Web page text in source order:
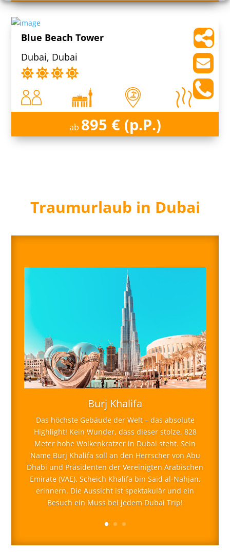
Blue Beach Tower
Dubai, Dubai
ab 895 € (p.P.)
Traumurlaub in Dubai
Burj Khalifa
Das höchste Gebäude der Welt – das absolute
Highlight! Kein Wunder, dass dieser stolze, 828
Meter hohe Wolkenkratzer in Dubai steht. Sein
Name Burj Khalifa soll an den Herrscher von Abu
Dhabi und Präsidenten der Vereinigten Arabischen
Emirate (VAE), Scheich Khalifa bin Said al-Nahjan,
erinnern. Die Aussicht ist spektakulär und ein
Besuch ein Muss bei jedem Dubai Trip!